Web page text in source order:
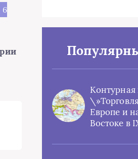
6
Контурная
Европе и
Востоке в